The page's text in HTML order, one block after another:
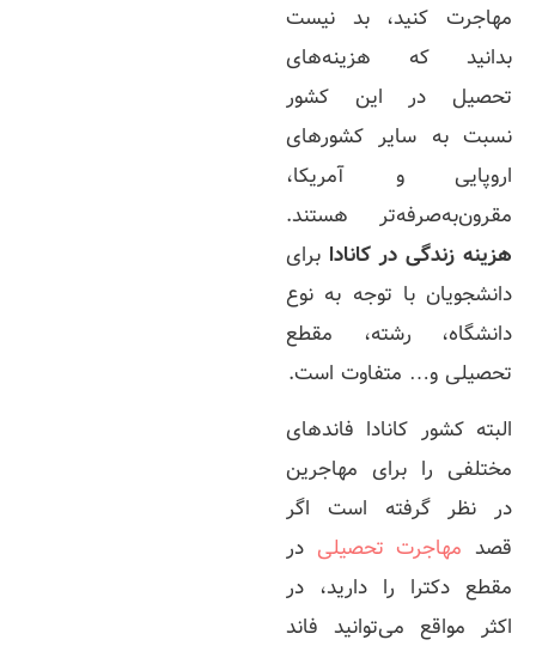
مهاجرت کنید، بد نیست
بدانید که هزینه‌های
تحصیل در این کشور
نسبت به سایر کشورهای
اروپایی و آمریکا،
مقرون‌به‌صرفه‌تر هستند.
هزینه زندگی در کانادا برای
دانشجویان با توجه به نوع
دانشگاه، رشته، مقطع
تحصیلی و… متفاوت است.
البته کشور کانادا فاندهای
مختلفی را برای مهاجرین
در نظر گرفته است اگر
قصد مهاجرت تحصیلی در
مقطع دکترا را دارید، در
اکثر مواقع می‌توانید فاند